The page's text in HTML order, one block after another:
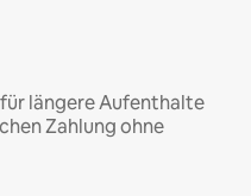
längere Aufenthalte
Zahlung ohne